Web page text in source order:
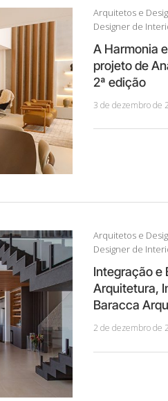
Arquitetos e
Designer de
A Harmonia
projeto de
2ª edição
3 de dezembro de
Arquitetos e
Designer de
Integração e
Arquitetura,
Baracca
2 de dezembro de